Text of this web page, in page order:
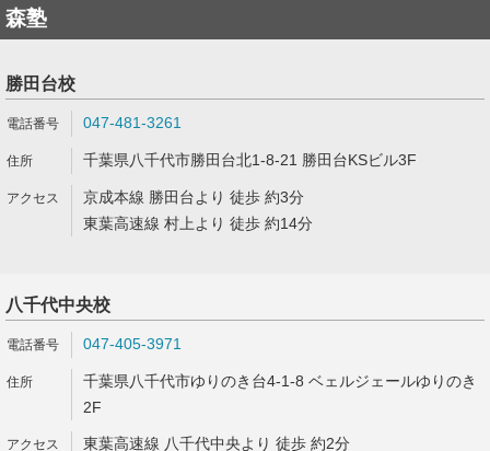
森塾
勝田台校
047-481-3261
千葉県八千代市勝田台北1-8-21 勝田台KSビル3F
京成本線 勝田台より 徒歩 約3分
東葉高速線 村上より 徒歩 約14分
八千代中央校
047-405-3971
千葉県八千代市ゆりのき台4-1-8 ベェルジェールゆりのき
2F
東葉高速線 八千代中央より 徒歩 約2分